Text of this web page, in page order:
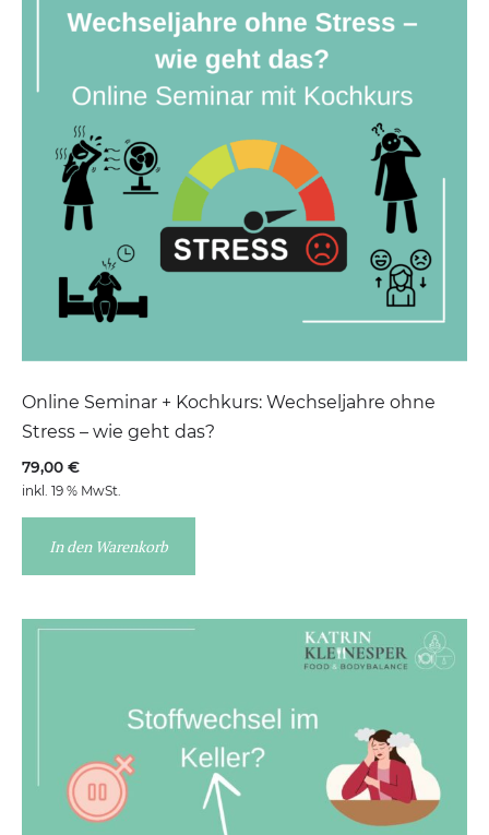
Online Seminar + Kochkurs: Wechseljahre ohne
Stress – wie geht das?
79,00 €
inkl. 19 % MwSt.
In den Warenkorb